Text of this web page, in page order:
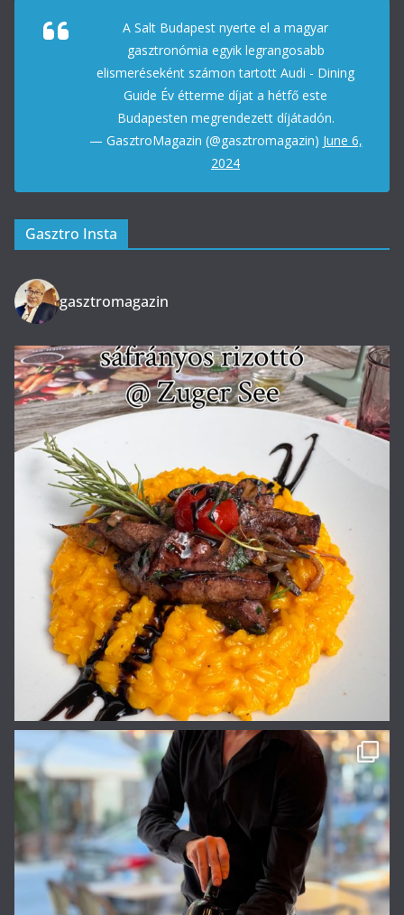
A Salt Budapest nyerte el a magyar
gasztronómia egyik legrangosabb
elismeréseként számon tartott Audi - Dining
Guide Év étterme díjat a hétfő este
Budapesten megrendezett díjátadón.
— GasztroMagazin (@gasztromagazin) June 6,
2024
Gasztro Insta
gasztromagazin